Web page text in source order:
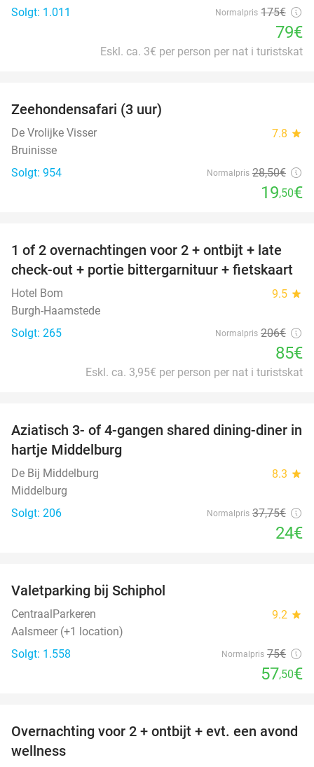
Solgt: 1.011
Normalpris 175€
79€
Eskl. ca. 3€ per person per nat i turistskat
Zeehondensafari (3 uur)
De Vrolijke Visser 7.8 star
Bruinisse
Solgt: 954
Normalpris 28,50€
19,50€
59%
1 of 2 overnachtingen voor 2 + ontbijt + late
check-out + portie bittergarnituur + fietskaart
Hotel Bom 9.5 star
Burgh-Haamstede
Solgt: 265
Normalpris 206€
85€
Eskl. ca. 3,95€ per person per nat i turistskat
36%
Aziatisch 3- of 4-gangen shared dining-diner in
hartje Middelburg
De Bij Middelburg 8.3 star
Middelburg
Solgt: 206
Normalpris 37,75€
24€
Valetparking bij Schiphol
CentraalParkeren 9.2 star
Aalsmeer (+1 location)
Solgt: 1.558
Normalpris 75€
57,50€
21%
Overnachting voor 2 + ontbijt + evt. een avond
wellness